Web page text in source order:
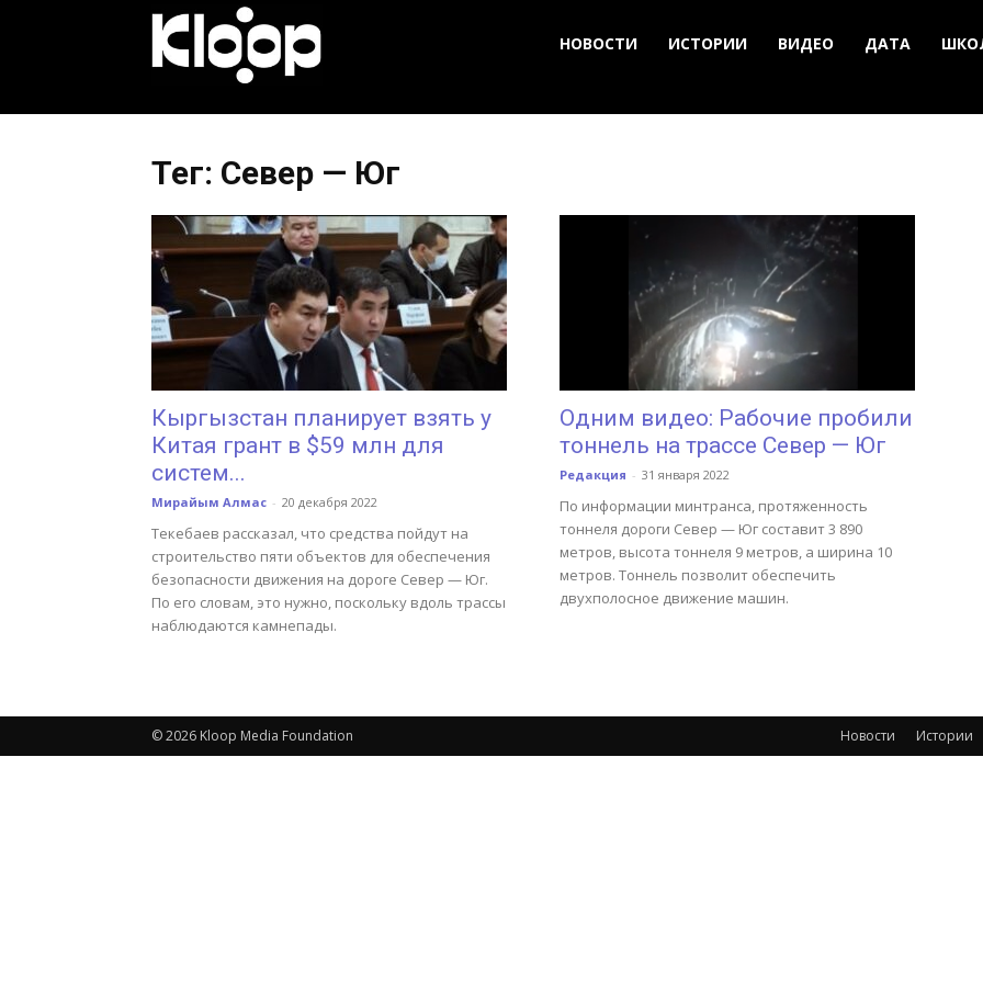
Новости
Кыргызстана
НОВОСТИ ИСТОРИИ ВИДЕО ДАТА
Тег: Север — Юг
Кыргызстан планирует взять у
Китая грант в $59 млн для
систем...
Мирайым Алмас - 20 декабря 2022
Текебаев рассказал, что средства пойдут на
строительство пяти объектов для обеспечения
безопасности движения на дороге Север — Юг.
По его словам, это нужно, поскольку вдоль трассы
наблюдаются камнепады.
Одним видео: Рабочие пробили
тоннель на трассе Север — Юг
Редакция - 31 января 2022
По информации минтранса, протяженность
тоннеля дороги Север — Юг составит 3 890
метров, высота тоннеля 9 метров, а ширина 10
метров. Тоннель позволит обеспечить
двухполосное движение машин.
Новости Истории
© 2026 Kloop Media Foundation